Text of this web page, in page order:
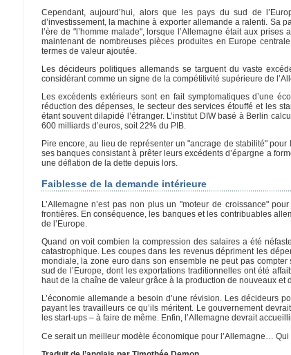
Cependant, aujourd’hui, alors que les pays du sud de
d’investissement, la machine à exporter allemande a ralenti. Sa
l’ère de "l’homme malade", lorsque l’Allemagne était aux
maintenant de nombreuses pièces produites en Europe
termes de valeur ajoutée.
Les décideurs politiques allemands se targuent du vaste
considérant comme un signe de la compétitivité supérieure de
Les excédents extérieurs sont en fait symptomatiques d’une
réduction des dépenses, le secteur des services étouffé et les
étant souvent dilapidé l’étranger. L’institut DIW basé à Berlin
600 milliards d’euros, soit 22% du PIB.
Pire encore, au lieu de représenter un "ancrage de stabilité"
ses banques consistant à prêter leurs excédents d’épargne a
une déflation de la dette depuis lors.
Faiblesse de la demande intérieure
L’Allemagne n’est pas non plus un "moteur de croissance"
frontières. En conséquence, les banques et les contribuables
de l’Europe.
Quand on voit combien la compression des salaires a été
catastrophique. Les coupes dans les revenus dépriment les
mondiale, la zone euro dans son ensemble ne peut pas
sud de l’Europe, dont les exportations traditionnelles ont été
haut de la chaîne de valeur grâce à la production de nouveaux et
L’économie allemande a besoin d’une révision. Les décideurs
payant les travailleurs ce qu’ils méritent. Le gouvernement
les start-ups – à faire de même. Enfin, l’Allemagne devrait
Ce serait un meilleur modèle économique pour l’Allemagne… Qui